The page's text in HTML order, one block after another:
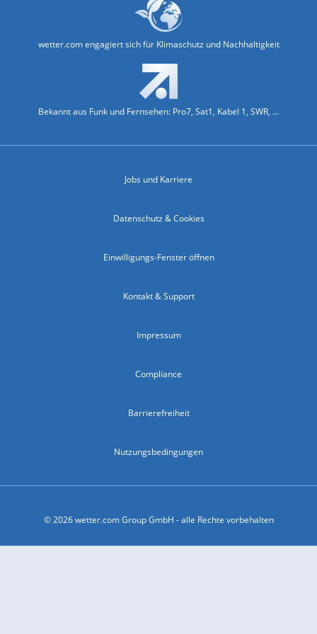
wetter.com engagiert sich für Klimaschutz und Nachhaltigkeit
Bekannt aus Funk und Fernsehen: Pro7, Sat1, Kabel 1, SWR, ...
Jobs und Karriere
Datenschutz & Cookies
Einwilligungs-Fenster öffnen
Kontakt & Support
Impressum
Compliance
Barrierefreiheit
Nutzungsbedingungen
© 2026 wetter.com Group GmbH - alle Rechte vorbehalten